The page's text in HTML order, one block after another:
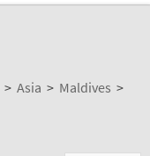
> Asia > Maldives >